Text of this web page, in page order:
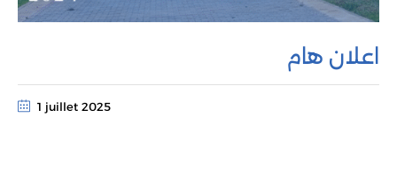
اعلان هام
1 juillet 2025